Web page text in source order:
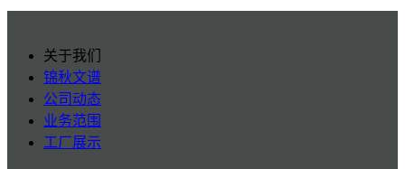
关于我们
锦秋文谱
公司动态
业务范围
工厂展示